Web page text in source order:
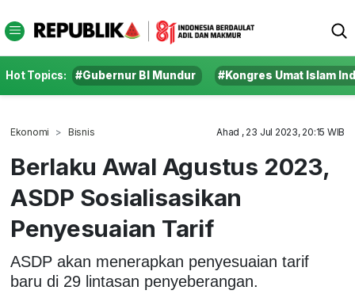
Hot Topics: #Gubernur BI Mundur #Kongres Umat Islam
Ekonomi Bisnis Ahad , 23 Jul 2023, 20:15 WIB
Berlaku Awal Agustus 2023,
ASDP Sosialisasikan
Penyesuaian Tarif
ASDP akan menerapkan penyesuaian tarif
baru di 29 lintasan penyeberangan.